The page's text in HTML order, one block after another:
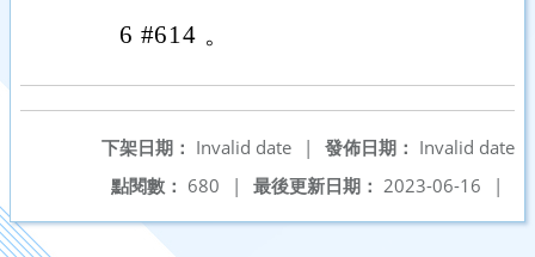
6 #614 。
發佈日期： Invalid date
下架日期： Invalid date
|
最後更新日期： 2023-06-16 |
點閱數： 680 |